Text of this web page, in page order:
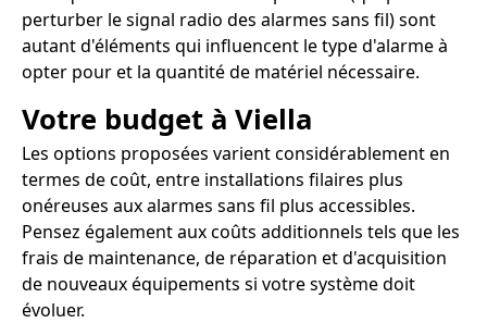
perturber le signal radio des alarmes sans fil) sont
autant d'éléments qui influencent le type d'alarme à
opter pour et la quantité de matériel nécessaire.
Votre budget à Viella
Les options proposées varient considérablement en
termes de coût, entre installations filaires plus
onéreuses aux alarmes sans fil plus accessibles.
Pensez également aux coûts additionnels tels que les
frais de maintenance, de réparation et d'acquisition
de nouveaux équipements si votre système doit
évoluer.